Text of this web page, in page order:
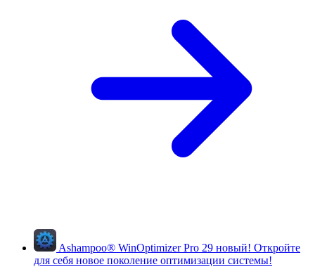
Ashampoo® WinOptimizer Pro 29 новый! Откройте
для себя новое поколение оптимизации системы!